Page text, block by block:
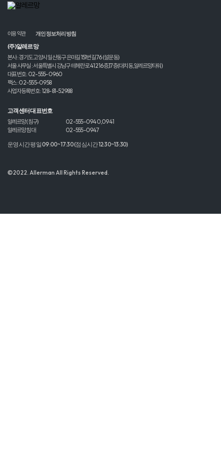
이용약관 개인정보처리방침
(주)알레르망
본사 : 경기도 고양시 일산동구 은마길 151번길 76 (설문동)
서울 사무실 : 서울특별시 강남구 테헤란로 412 16층,17층(대치동,알레르망타워)
대표번호 : 02-555-0960
팩스 : 02-555-0958
사업자등록번호 : 128-81-52988
고객센터 대표번호
알레르망 (침구)
02-555-0940,0941
알레르망 침대
02-555-0947
운영시간 평일 09:00~17:30 (점심시간 12:30~13:30)
©2022. Allerman All Rights Reserved.